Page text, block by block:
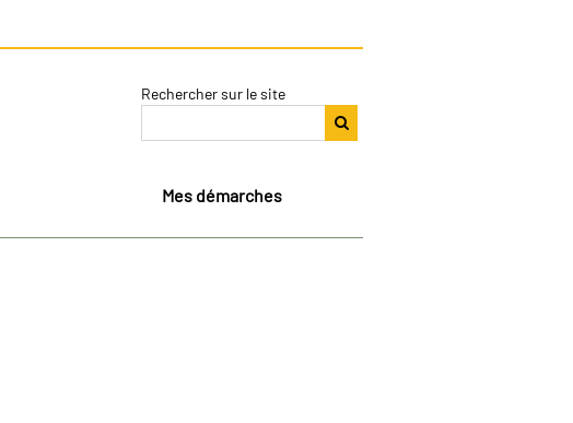
Rechercher sur le site
Mes démarches